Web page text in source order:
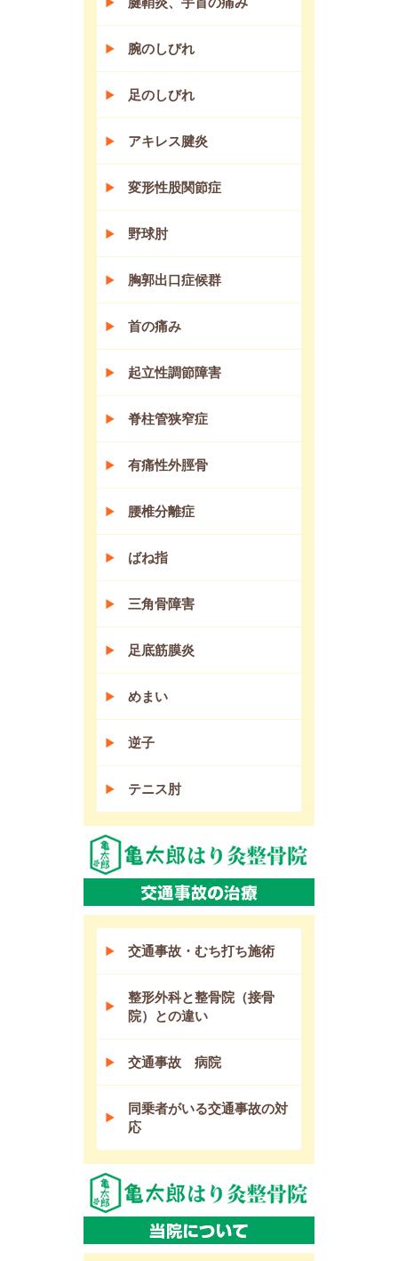
腕のしびれ
足のしびれ
アキレス腱炎
変形性股関節症
野球肘
胸郭出口症候群
首の痛み
起立性調節障害
脊柱管狭窄症
有痛性外脛骨
腰椎分離症
ばね指
三角骨障害
足底筋膜炎
めまい
逆子
テニス肘
交通事故・むち打ち施術
整形外科と整骨院（接骨
院）との違い
交通事故 病院
同乗者がいる交通事故の対
応